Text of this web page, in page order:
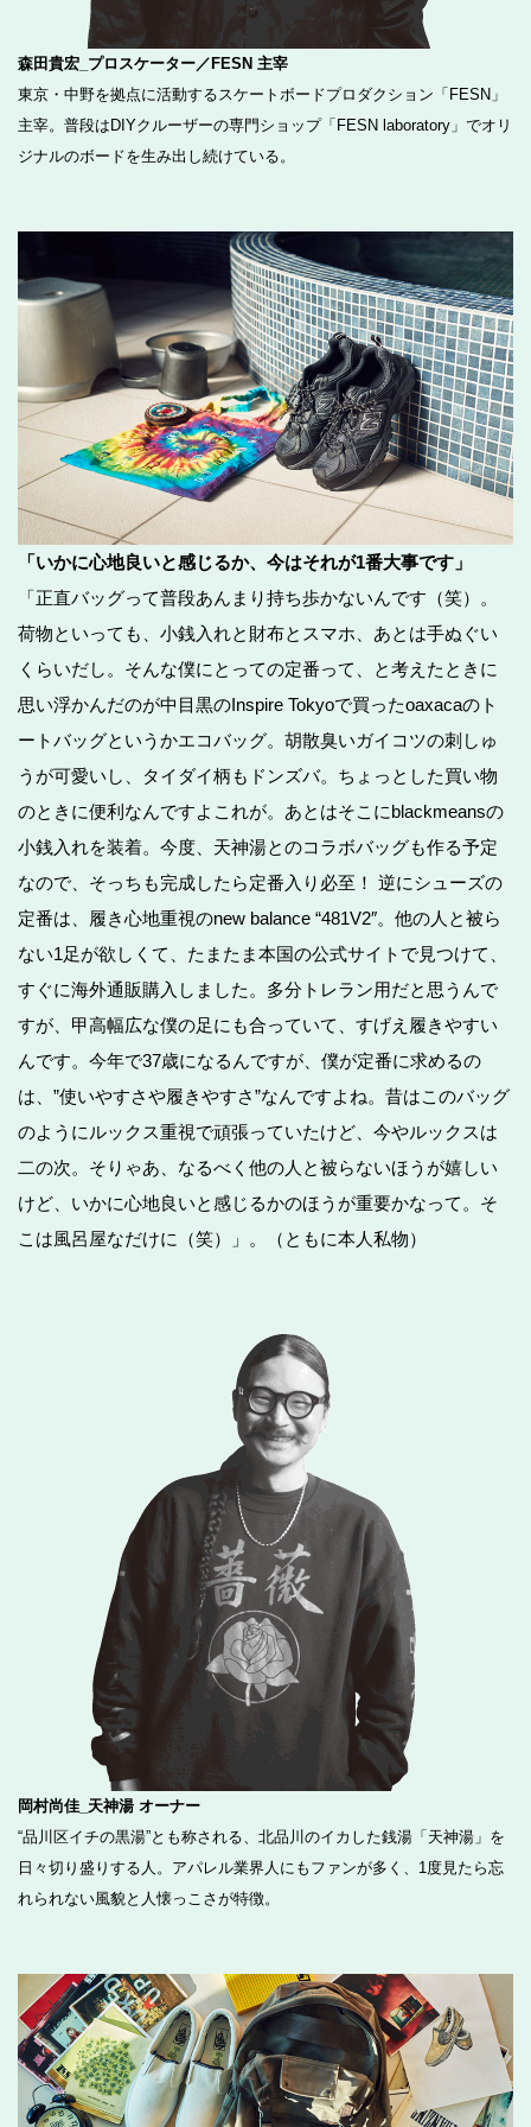
森田貴宏_プロスケーター／FESN 主宰
東京・中野を拠点に活動するスケートボードプロダクション「FESN」
主宰。普段はDIYクルーザーの専門ショップ「FESN laboratory」でオリ
ジナルのボードを生み出し続けている。
「いかに心地良いと感じるか、今はそれが1番大事です」
「正直バッグって普段あんまり持ち歩かないんです（笑）。
荷物といっても、小銭入れと財布とスマホ、あとは手ぬぐい
くらいだし。そんな僕にとっての定番って、と考えたときに
思い浮かんだのが中目黒のInspire Tokyoで買ったoaxacaのト
ートバッグというかエコバッグ。胡散臭いガイコツの刺しゅ
うが可愛いし、タイダイ柄もドンズバ。ちょっとした買い物
のときに便利なんですよこれが。あとはそこにblackmeansの
小銭入れを装着。今度、天神湯とのコラボバッグも作る予定
なので、そっちも完成したら定番入り必至！ 逆にシューズの
定番は、履き心地重視のnew balance “481V2″。他の人と被ら
ない1足が欲しくて、たまたま本国の公式サイトで見つけて、
すぐに海外通販購入しました。多分トレラン用だと思うんで
すが、甲高幅広な僕の足にも合っていて、すげえ履きやすい
んです。今年で37歳になるんですが、僕が定番に求めるの
は、”使いやすさや履きやすさ”なんですよね。昔はこのバッグ
のようにルックス重視で頑張っていたけど、今やルックスは
二の次。そりゃあ、なるべく他の人と被らないほうが嬉しい
けど、いかに心地良いと感じるかのほうが重要かなって。そ
こは風呂屋なだけに（笑）」。（ともに本人私物）
岡村尚佳_天神湯 オーナー
“品川区イチの黒湯”とも称される、北品川のイカした銭湯「天神湯」を
日々切り盛りする人。アパレル業界人にもファンが多く、1度見たら忘
れられない風貌と人懐っこさが特徴。